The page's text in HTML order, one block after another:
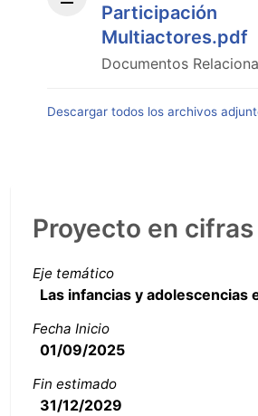
Participación
Multiactores.pdf
Documentos
Descargar todos los archivos
Proyecto en cifras
Eje temático
Las infancias y adolescencias
Fecha Inicio
01/09/2025
Fin estimado
31/12/2029